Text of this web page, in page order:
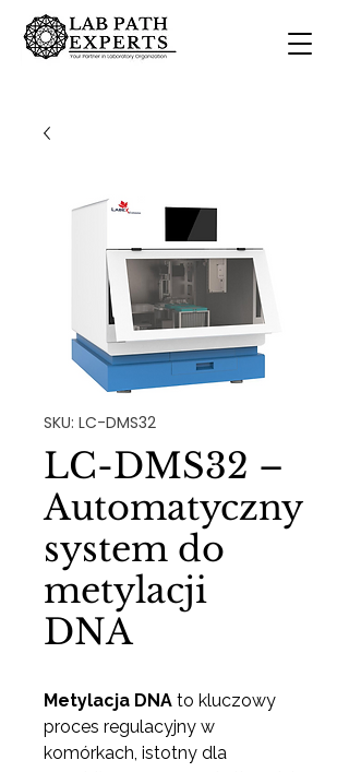
SKU: LC-DMS32
LC-DMS32 –
Automatyczny
system do
metylacji
DNA
Metylacja DNA to kluczowy
proces regulacyjny w
komórkach, istotny dla